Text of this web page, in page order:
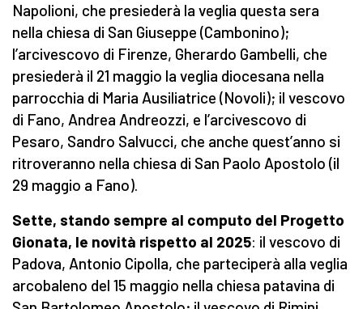
Napolioni, che presiederà la veglia questa sera
nella chiesa di San Giuseppe (Cambonino);
l’arcivescovo di Firenze, Gherardo Gambelli, che
presiederà il 21 maggio la veglia diocesana nella
parrocchia di Maria Ausiliatrice (Novoli); il vescovo
di Fano, Andrea Andreozzi, e l’arcivescovo di
Pesaro, Sandro Salvucci, che anche quest’anno si
ritroveranno nella chiesa di San Paolo Apostolo (il
29 maggio a Fano).
Sette, stando sempre al computo del Progetto
Gionata, le novità rispetto al 2025: il vescovo di
Padova, Antonio Cipolla, che parteciperà alla veglia
arcobaleno del 15 maggio nella chiesa patavina di